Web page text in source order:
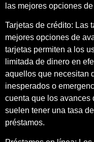
las mejores opciones
Tarjetas de crédito: Las
mejores opciones de
tarjetas permiten a los
limitada de dinero en
aquellos que necesitan
inesperados o
cuenta que los avances
suelen tener una tasa
préstamos.